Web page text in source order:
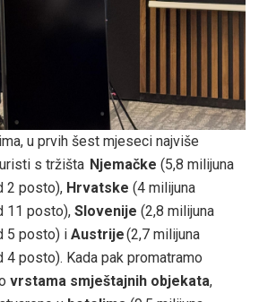
u prvih šest mjeseci najviše
s tržišta Njemačke (5,8 milijuna
2 posto), Hrvatske (4 milijuna
11 posto), Slovenije (2,8 milijuna
5 posto) i Austrije(2,7 milijuna
4 posto). Kada pak promatramo
vrstama smještajnih objekata,